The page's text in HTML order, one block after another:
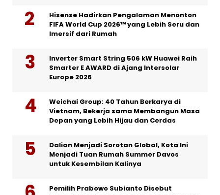
Hisense Hadirkan Pengalaman Menonton
FIFA World Cup 2026™ yang Lebih Seru dan
Imersif dari Rumah
Inverter Smart String 506 kW Huawei Raih
Smarter E AWARD di Ajang Intersolar
Europe 2026
Weichai Group: 40 Tahun Berkarya di
Vietnam, Bekerja sama Membangun Masa
Depan yang Lebih Hijau dan Cerdas
Dalian Menjadi Sorotan Global, Kota Ini
Menjadi Tuan Rumah Summer Davos
untuk Kesembilan Kalinya
Pemilih Prabowo Subianto Disebut